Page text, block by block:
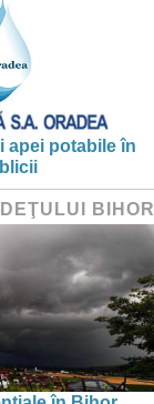
apei potabile în
BIHOR